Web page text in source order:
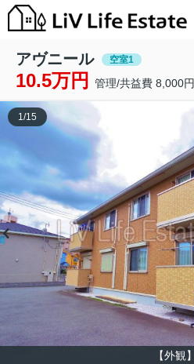
アヴニール 空室1
10.5万円 管理/共益費 8,000円
【外観】
1/15